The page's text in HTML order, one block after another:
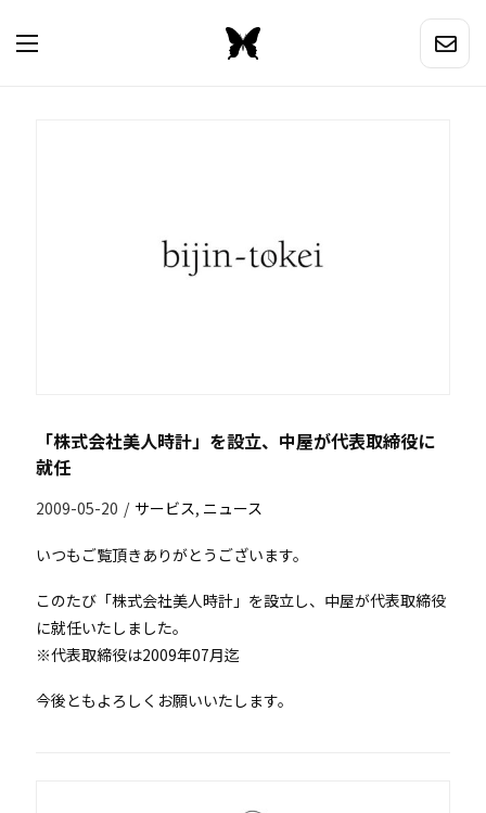
「株式会社美人時計」を設立、中屋が代表取締役に
就任
2009-05-20 / サービス, ニュース
いつもご覧頂きありがとうございます。
このたび「株式会社美人時計」を設立し、中屋が代表取締役
に就任いたしました。
※代表取締役は2009年07月迄
今後ともよろしくお願いいたします。